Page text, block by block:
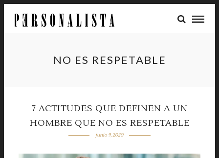
NO ES RESPETABLE
7 ACTITUDES QUE DEFINEN A UN
HOMBRE QUE NO ES RESPETABLE
junio 9, 2020